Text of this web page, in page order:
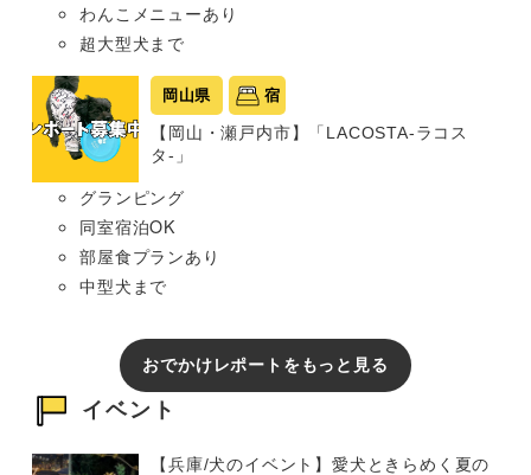
わんこメニューあり
超大型犬まで
岡山県 宿
【岡山・瀬戸内市】「LACOSTA-ラコス
タ-」
グランピング
同室宿泊OK
部屋食プランあり
中型犬まで
おでかけレポートをもっと見る
イベント
【兵庫/犬のイベント】愛犬ときらめく夏の